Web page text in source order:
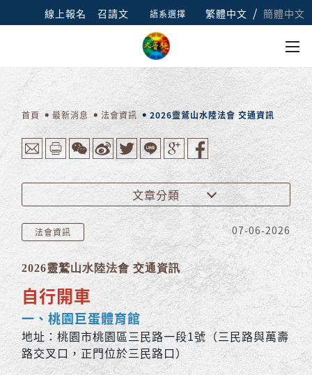
線上報名 召請文 語系選擇 繁體中文 / 簡體中文
首頁 最新消息 法會資訊 2026靈鷲山水陸法會 交通資訊
文章分類
法會資訊 07-06-2026
2026靈鷲山水陸法會 交通資訊
自行開車
一、桃園巨蛋體育館
地址：桃園市桃園區三民路一段1號（三民路與萬壽
路交叉口，正門位於三民路口）